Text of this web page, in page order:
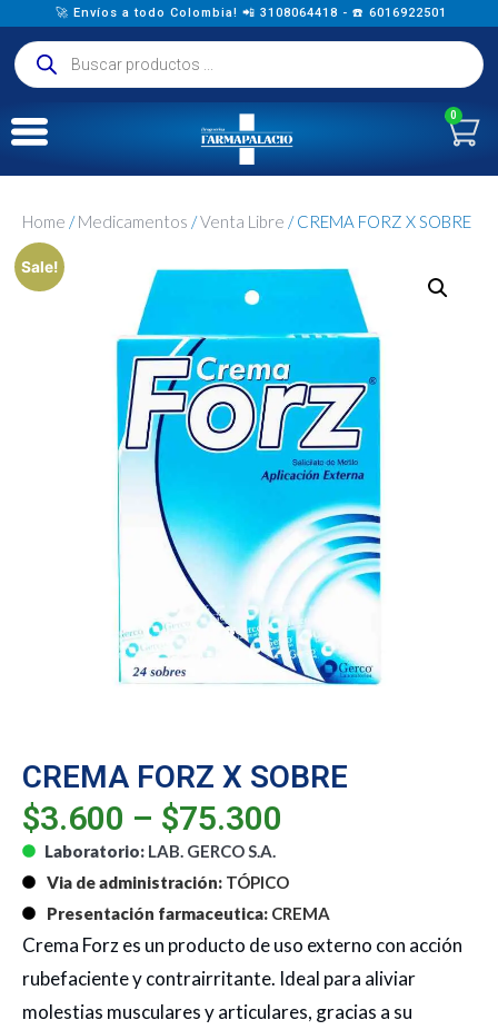
🚀 Envíos a todo Colombia! 📲 3108064418 - ☎️ 6016922501
0
Home /Medicamentos /Venta Libre / CREMA FORZ X SOBRE
Sale!
CREMA FORZ X SOBRE
$3.600 – $75.300
Laboratorio: LAB. GERCO S.A.
Via de administración: TÓPICO
Presentación farmaceutica: CREMA
Crema Forz es un producto de uso externo con acción
rubefaciente y contrairritante. Ideal para aliviar
molestias musculares y articulares, gracias a su